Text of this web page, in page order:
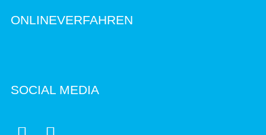
ONLINEVERFAHREN
SOCIAL MEDIA